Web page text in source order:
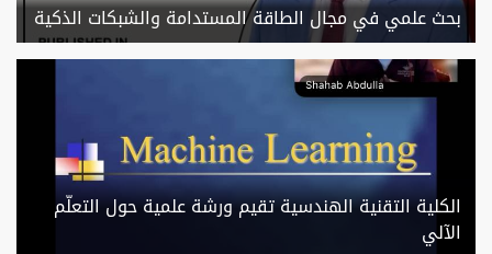
بحث علمي في مجال الطاقة المستدامة والشبكات الذكية
الكلية التقنية الهندسية تقيم ورشة علمية حول التعلّم
الآلي